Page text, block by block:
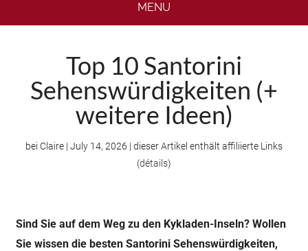
MENU
Top 10 Santorini
Sehenswürdigkeiten (+
weitere Ideen)
bei Claire | July 14, 2026 | dieser Artikel enthält affiliierte Links
(détails)
Sind Sie auf dem Weg zu den Kykladen-Inseln? Wollen
Sie wissen die besten Santorini Sehenswürdigkeiten,